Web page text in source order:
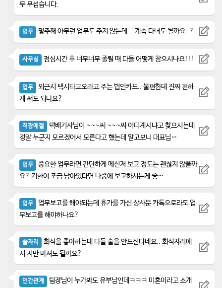
무 무섭습니다.
업무 몇주째 아무런 업무도 주지 않는데... 계속 다녀도 될까요..?
사무실 점심시간 후 너무너무 졸릴 때 다들 어떻게 참으시나요!!!
업무
외근시 택시타고오라고 주는 법인카드.. 불편한데 진짜 편하
게 써도 되나요?
직장예절
택배기사님이 ~~~씨 ~~~씨 어디계시냐고 찾으시는데
정말 누군지 모르겠어서 모른다고 했는데 알고보니 대표님…
업무
중요한 업무라면 간단하게 메신저 보고 정도는 괜찮지 않을까
요? 기한이 조금 남아있다면 나중에 보고하시는게 좋…
업무
업무보고를 해야되는데 휴가를 가신 상사분 카톡으로라도 업
무보고를 해야하나요?
술자리
회식을 좋아하는데 다들 술을 안드신다네요.. 회식자리에
서 저만 마셔도 될까요?
인간관계
팀장님이 누가봐도 유부남인데ㅋㅋㅋ 미혼이라고 소개